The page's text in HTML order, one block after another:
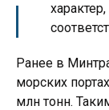
Ранее в
морских
млн тонн.